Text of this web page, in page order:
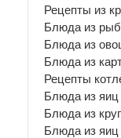
Рецепты из
Блюда из
Блюда из
Блюда из
Рецепты
Блюда из яиц
Блюда из
Блюда из яиц